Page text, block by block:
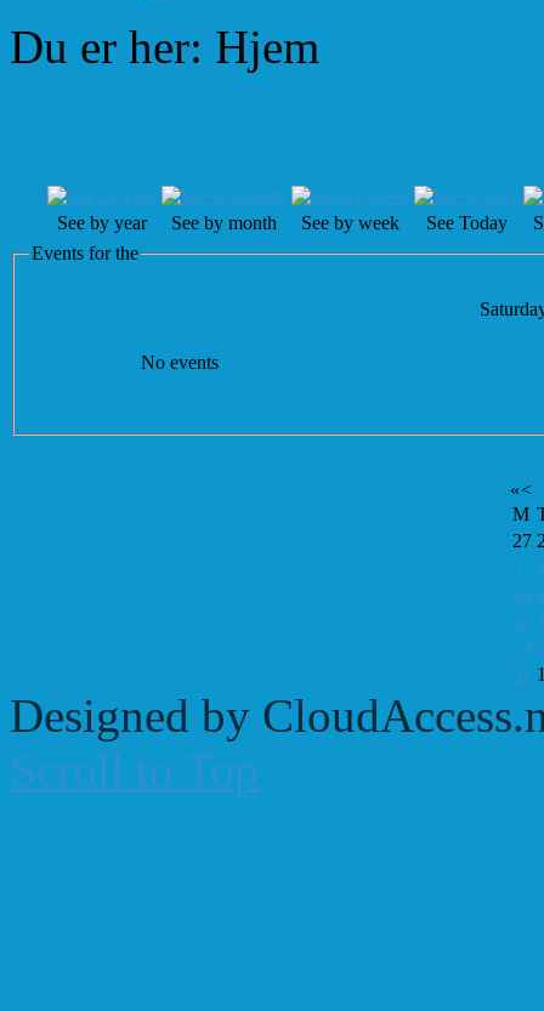
Du er her: Hjem
See by year See by month See by week See Today
Events for the
No events
«<
M
27
3
10
17
24
31
Designed by
Scroll to Top